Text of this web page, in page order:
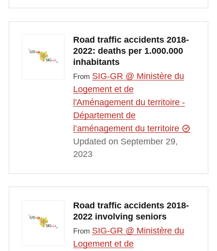
Road traffic accidents 2018-
2022: deaths per 1.000.000
inhabitants
From SIG-GR @ Ministère du
Logement et de
l'Aménagement du territoire -
Département de
l’aménagement du territoire
Updated on September 29,
2023
Road traffic accidents 2018-
2022 involving seniors
From SIG-GR @ Ministère du
Logement et de